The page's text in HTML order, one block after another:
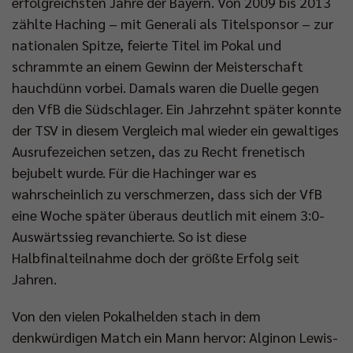
zählte Haching – mit Generali als Titelsponsor – zur
nationalen Spitze, feierte Titel im Pokal und
schrammte an einem Gewinn der Meisterschaft
hauchdünn vorbei. Damals waren die Duelle gegen
den VfB die Südschlager. Ein Jahrzehnt später konnte
der TSV in diesem Vergleich mal wieder ein gewaltiges
Ausrufezeichen setzen, das zu Recht frenetisch
bejubelt wurde. Für die Hachinger war es
wahrscheinlich zu verschmerzen, dass sich der VfB
eine Woche später überaus deutlich mit einem 3:0-
Auswärtssieg revanchierte. So ist diese
Halbfinalteilnahme doch der größte Erfolg seit
Jahren.
Von den vielen Pokalhelden stach in dem
denkwürdigen Match ein Mann hervor: Alginon Lewis-